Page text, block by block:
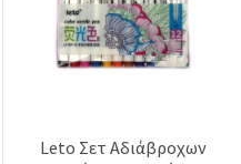
Leto Σετ Αδιάβροχων